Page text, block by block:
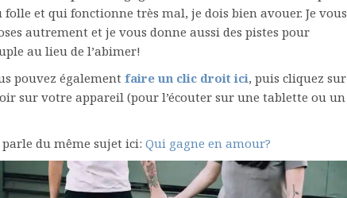
et qui fonctionne très mal, je dois bien avouer. Je vous
autrement et je vous donne aussi des pistes pour
au lieu de l’abimer!
pouvez également faire un clic droit ici, puis cliquez sur
sur votre appareil (pour l’écouter sur une tablette ou un
du même sujet ici: Qui gagne en amour?